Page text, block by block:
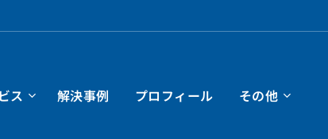
ス 解決事例 プロフィール その他